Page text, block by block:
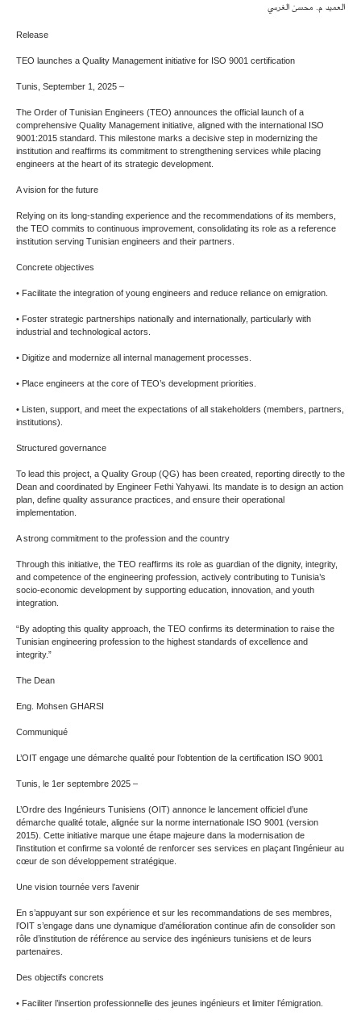
العميد م. محسن الغرسي
Release
TEO launches a Quality Management initiative for ISO 9001 certification
Tunis, September 1, 2025 –
The Order of Tunisian Engineers (TEO) announces the official launch of a
comprehensive Quality Management initiative, aligned with the international ISO
9001:2015 standard. This milestone marks a decisive step in modernizing the
institution and reaffirms its commitment to strengthening services while placing
engineers at the heart of its strategic development.
A vision for the future
Relying on its long-standing experience and the recommendations of its members,
the TEO commits to continuous improvement, consolidating its role as a reference
institution serving Tunisian engineers and their partners.
Concrete objectives
• Facilitate the integration of young engineers and reduce reliance on emigration.
• Foster strategic partnerships nationally and internationally, particularly with
industrial and technological actors.
• Digitize and modernize all internal management processes.
• Place engineers at the core of TEO’s development priorities.
• Listen, support, and meet the expectations of all stakeholders (members, partners,
institutions).
Structured governance
To lead this project, a Quality Group (QG) has been created, reporting directly to the
Dean and coordinated by Engineer Fethi Yahyawi. Its mandate is to design an action
plan, define quality assurance practices, and ensure their operational
implementation.
A strong commitment to the profession and the country
Through this initiative, the TEO reaffirms its role as guardian of the dignity, integrity,
and competence of the engineering profession, actively contributing to Tunisia’s
socio-economic development by supporting education, innovation, and youth
integration.
“By adopting this quality approach, the TEO confirms its determination to raise the
Tunisian engineering profession to the highest standards of excellence and
integrity.”
The Dean
Eng. Mohsen GHARSI
Communiqué
L’OIT engage une démarche qualité pour l’obtention de la certification ISO 9001
Tunis, le 1er septembre 2025 –
L’Ordre des Ingénieurs Tunisiens (OIT) annonce le lancement officiel d’une
démarche qualité totale, alignée sur la norme internationale ISO 9001 (version
2015). Cette initiative marque une étape majeure dans la modernisation de
l’institution et confirme sa volonté de renforcer ses services en plaçant l’ingénieur au
cœur de son développement stratégique.
Une vision tournée vers l’avenir
En s’appuyant sur son expérience et sur les recommandations de ses membres,
l’OIT s’engage dans une dynamique d’amélioration continue afin de consolider son
rôle d’institution de référence au service des ingénieurs tunisiens et de leurs
partenaires.
Des objectifs concrets
• Faciliter l’insertion professionnelle des jeunes ingénieurs et limiter l’émigration.